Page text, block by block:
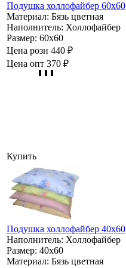
Подушка холлофайбер 60х60
Материал: Бязь цветная
Наполнитель: Холлофайбер
Размер: 60х60
Цена розн 440 ₽
Цена опт 370 ₽
Купить
Подушка холлофайбер 40х60
Наполнитель: Холлофайбер
Размер: 40х60
Материал: Бязь цветная